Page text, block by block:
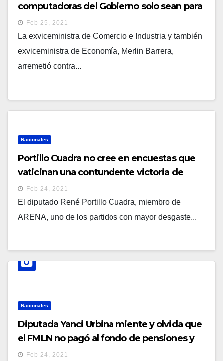
computadoras del Gobierno solo sean para
el sector público
Feb 25, 2021
La exviceministra de Comercio e Industria y también
exviceministra de Economía, Merlin Barrera,
arremetió contra...
Nacionales
Portillo Cuadra no cree en encuestas que
vaticinan una contundente victoria de
Nuevas Ideas
Feb 24, 2021
El diputado René Portillo Cuadra, miembro de
ARENA, uno de los partidos con mayor desgaste...
Nacionales
Diputada Yanci Urbina miente y olvida que
el FMLN no pagó al fondo de pensiones y
creo el impuesto del CESC
Feb 24, 2021